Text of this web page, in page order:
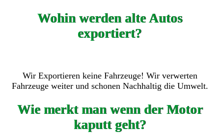
Wohin werden alte Autos
exportiert?
Wir Exportieren keine Fahrzeuge! Wir verwerten
Fahrzeuge weiter und schonen Nachhaltig die Umwelt.
Wie merkt man wenn der Motor
kaputt geht?